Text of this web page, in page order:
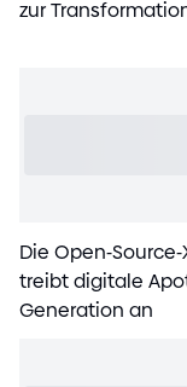
zur
Die Open-Source-
treibt digitale
Generation an